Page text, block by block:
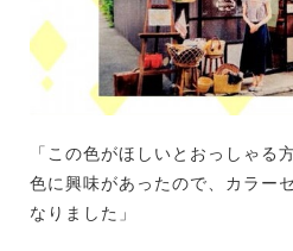
「この色がほしいとおっしゃる
色に興味があったので、カラー
なりました」